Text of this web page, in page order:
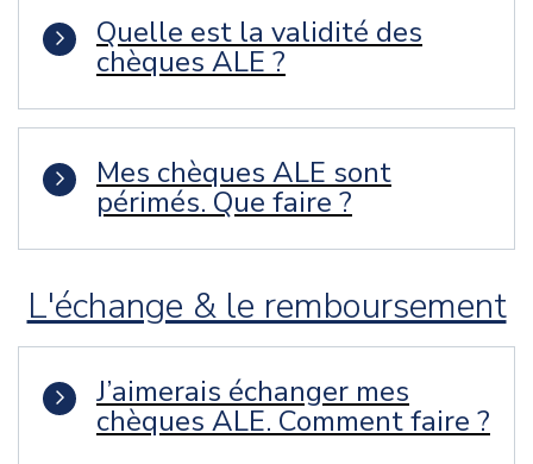
Quelle est la validité des
chèques ALE ?
Mes chèques ALE sont
périmés. Que faire ?
L'échange & le remboursement
J’aimerais échanger mes
chèques ALE. Comment faire ?